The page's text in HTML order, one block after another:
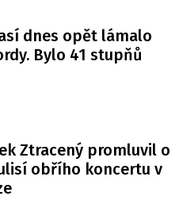
dnes opět lámalo
Bylo 41 stupňů
Ztracený promluvil o
obřího koncertu v